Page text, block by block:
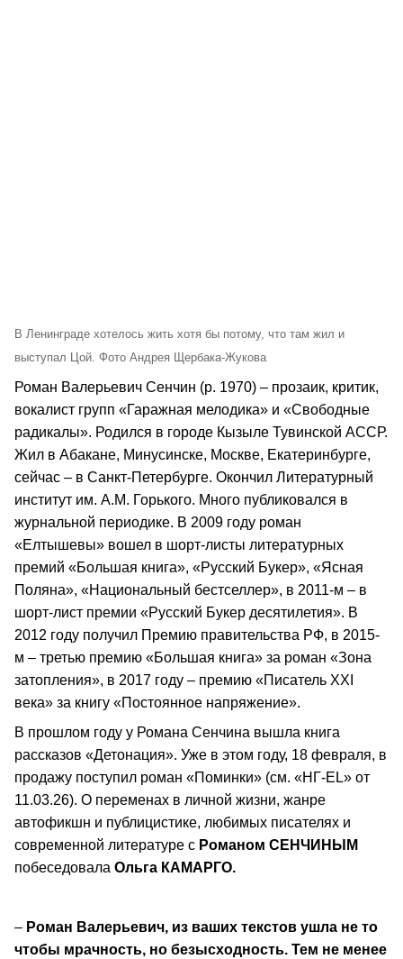
В Ленинграде хотелось жить хотя бы потому, что там жил и
выступал Цой. Фото Андрея Щербака-Жукова
Роман Валерьевич Сенчин (р. 1970) – прозаик, критик,
вокалист групп «Гаражная мелодика» и «Свободные
радикалы». Родился в городе Кызыле Тувинской АССР.
Жил в Абакане, Минусинске, Москве, Екатеринбурге,
сейчас – в Санкт-Петербурге. Окончил Литературный
институт им. А.М. Горького. Много публиковался в
журнальной периодике. В 2009 году роман
«Елтышевы» вошел в шорт-листы литературных
премий «Большая книга», «Русский Букер», «Ясная
Поляна», «Национальный бестселлер», в 2011-м – в
шорт-лист премии «Русский Букер десятилетия». В
2012 году получил Премию правительства РФ, в 2015-
м – третью премию «Большая книга» за роман «Зона
затопления», в 2017 году – премию «Писатель XXI
века» за книгу «Постоянное напряжение».
В прошлом году у Романа Сенчина вышла книга
рассказов «Детонация». Уже в этом году, 18 февраля, в
продажу поступил роман «Поминки» (см. «НГ-ЕL» от
11.03.26). О переменах в личной жизни, жанре
автофикшн и публицистике, любимых писателях и
современной литературе с Романом СЕНЧИНЫМ
побеседовала Ольга КАМАРГО.
– Роман Валерьевич, из ваших текстов ушла не то
чтобы мрачность, но безысходность. Тем не менее